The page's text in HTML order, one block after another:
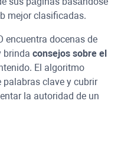
mejor clasificadas.
encuentra docenas de
brinda consejos sobre el
El algoritmo
palabras clave y cubrir
la autoridad de un